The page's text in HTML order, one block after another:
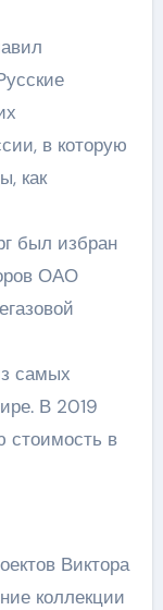
в которую
как
был избран
ОАО
самых
В 2019
стоимость в
Виктора
коллекции